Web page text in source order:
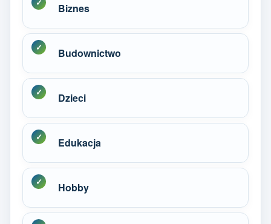
Biznes
Budownictwo
Dzieci
Edukacja
Hobby